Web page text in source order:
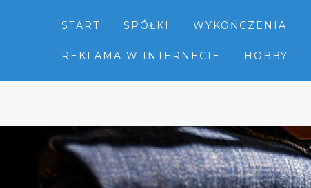
START SPÓŁKI WYKOŃCZENIA
REKLAMA W INTERNECIE HOBBY